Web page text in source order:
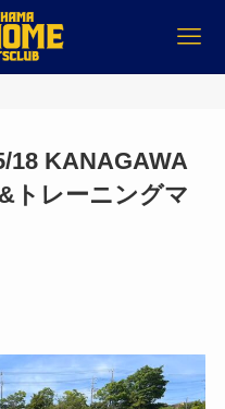
18 KANAGAWA
トレーニングマ